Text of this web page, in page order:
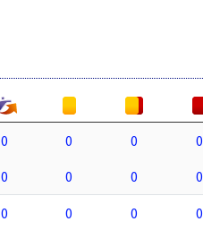
0 0 0 0
0 0 0 0
0 0 0 0